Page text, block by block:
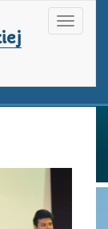
Toggle